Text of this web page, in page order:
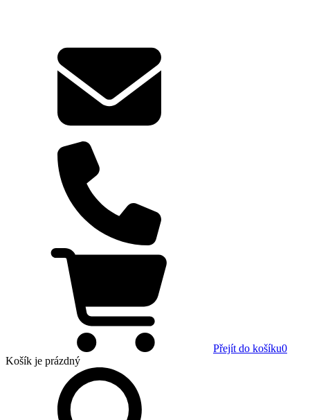
Přejít do košíku0
Košík je prázdný